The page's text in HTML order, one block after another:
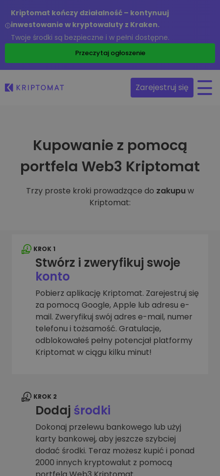
Kriptomat kończy działalność – kontynuuj
inwestowanie w kryptowaluty z Kraken.
Twoje środki są bezpieczne i w pełni dostępne.
Przeczytaj ogłoszenie
Zarejestruj się
Kupowanie z pomocą
portfela Web3 Kriptomat
Trzy proste kroki prowadzące do zakupuw
Kriptomat:
KROK 1
Stwórz i zweryfikuj swoje
konto
Pobierz aplikację Kriptomat. Zarejestruj się
za pomocą Google, Apple lub adresu e-
mail. Zweryfikuj swój adres e-mail, numer
telefonu i tożsamość. Gratulacje,
odblokowałeś pełny potencjał platformy
Kriptomat w ciągu kilku minut!
KROK 2
Dodaj środki
Dokonaj przelewu bankowego lub użyj
karty bankowej, aby jeszcze szybciej
dodać środki. Teraz możesz kupić i ponad
2000 innych kryptowalut z pomocą